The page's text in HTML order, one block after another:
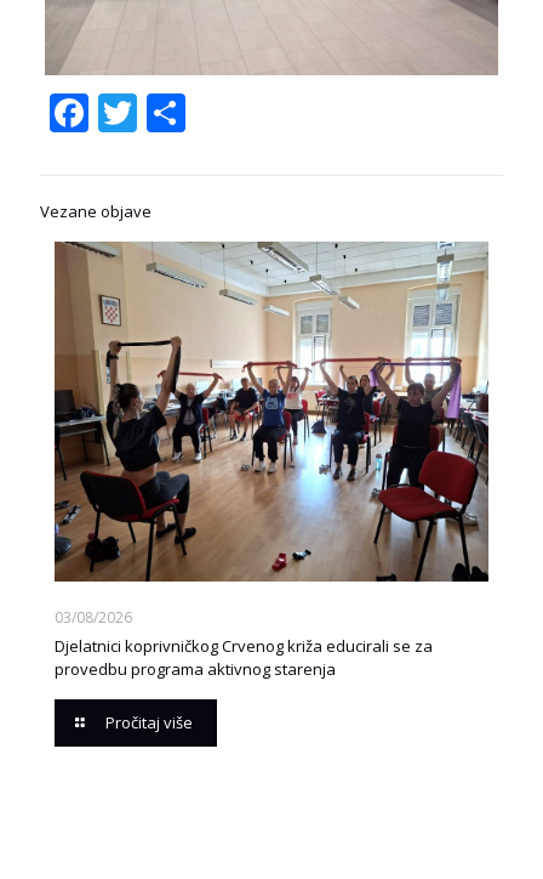
Facebook
Twitter
Share
Vezane objave
03/08/2026
Djelatnici koprivničkog Crvenog križa educirali se za
provedbu programa aktivnog starenja
Pročitaj više